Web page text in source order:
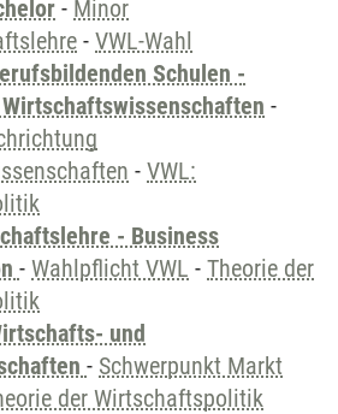
- Minor
- VWL-Wahl
Schulen -
-
- VWL:
- Business
- Wahlpflicht VWL - Theorie der
und
- Schwerpunkt Markt
der Wirtschaftspolitik